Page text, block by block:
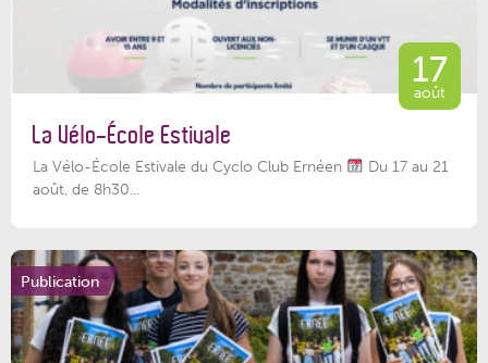
17
août
La Vélo-École Estivale
La Vélo-École Estivale du Cyclo Club Ernéen
Du 17 au 21
août, de 8h30...
Publication